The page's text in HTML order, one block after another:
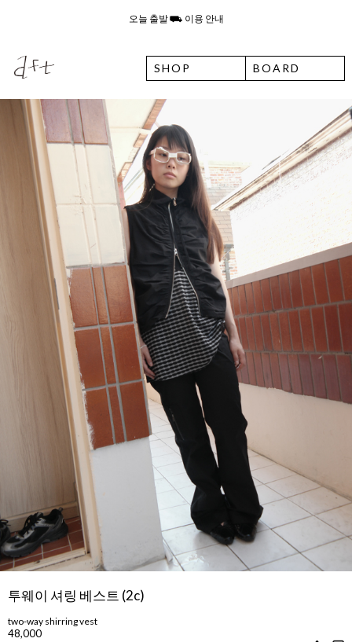
오늘 출발 ⛟ 이용 안내
SHOP BOARD
투웨이 셔링 베스트 (2c)
two-way shirring vest
48,000